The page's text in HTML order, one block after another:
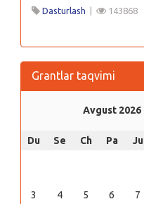
Dasturlash 143868
Grantlar taqvimi
Avgust 2026
Du Se Ch Pa Ju
3 4 5 6 7